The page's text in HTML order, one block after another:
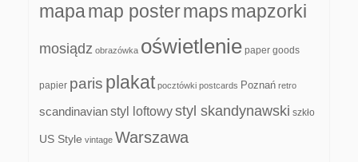
mapamap postermapsmapzorki
mosiądz obrazówka oświetlenie paper goods
papier paris plakat pocztówki postcards Poznań retro
scandinavianstyl loftowystyl skandynawski szkło
US Style vintage Warszawa